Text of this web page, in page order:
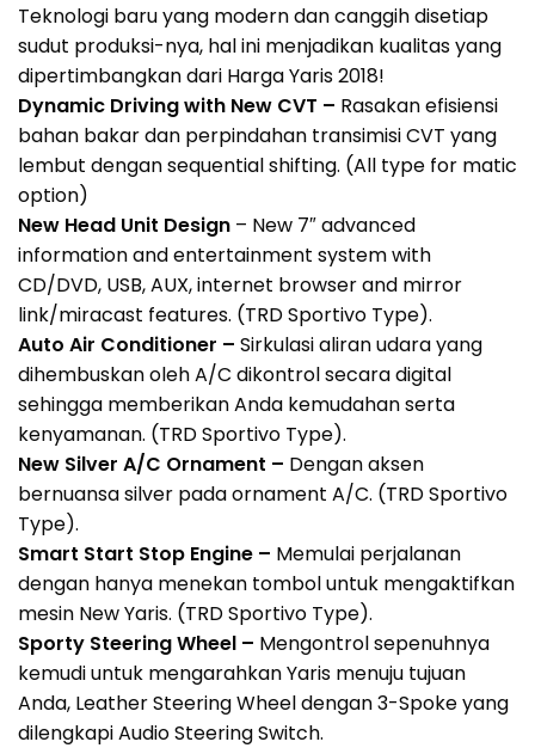
Teknologi baru yang modern dan canggih disetiap
sudut produksi-nya, hal ini menjadikan kualitas yang
dipertimbangkan dari Harga Yaris 2018!
Dynamic Driving with New CVT – Rasakan efisiensi
bahan bakar dan perpindahan transimisi CVT yang
lembut dengan sequential shifting. (All type for matic
option)
New Head Unit Design – New 7″ advanced
information and entertainment system with
CD/DVD, USB, AUX, internet browser and mirror
link/miracast features. (TRD Sportivo Type).
Auto Air Conditioner – Sirkulasi aliran udara yang
dihembuskan oleh A/C dikontrol secara digital
sehingga memberikan Anda kemudahan serta
kenyamanan. (TRD Sportivo Type).
New Silver A/C Ornament – Dengan aksen
bernuansa silver pada ornament A/C. (TRD Sportivo
Type).
Smart Start Stop Engine – Memulai perjalanan
dengan hanya menekan tombol untuk mengaktifkan
mesin New Yaris. (TRD Sportivo Type).
Sporty Steering Wheel – Mengontrol sepenuhnya
kemudi untuk mengarahkan Yaris menuju tujuan
Anda, Leather Steering Wheel dengan 3-Spoke yang
dilengkapi Audio Steering Switch.